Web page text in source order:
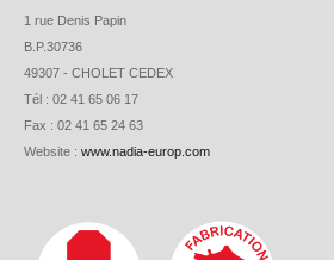
1 rue Denis Papin
B.P.30736
49307 - CHOLET CEDEX
Tél : 02 41 65 06 17
Fax : 02 41 65 24 63
Website : www.nadia-europ.com